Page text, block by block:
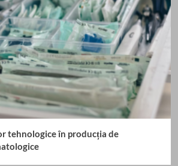
tehnologice în producția de